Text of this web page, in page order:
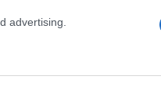
advertising.